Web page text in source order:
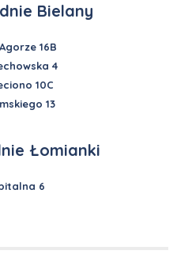
Bielany
16B
4
10C
13
Łomianki
6